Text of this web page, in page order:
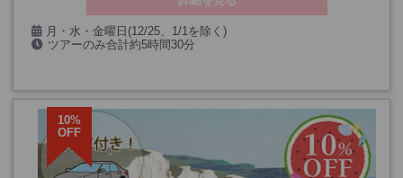
月・水・金曜日(12/25、1/1を除く)
ツアーのみ合計約5時間30分
10%
OFF